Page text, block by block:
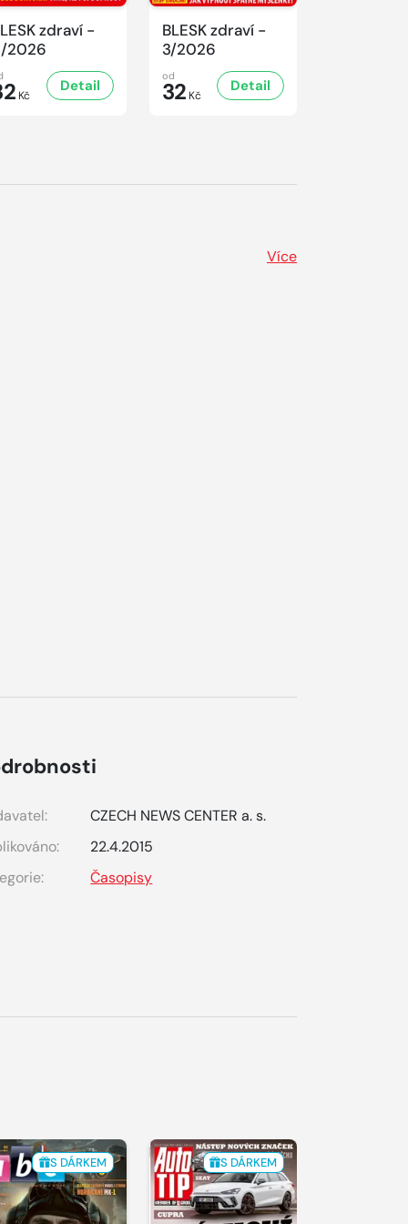
zdraví -
2026
Kč
Detail
BLESK zdraví -
3/2026
od
32 Kč
Detail
Více
CZECH NEWS CENTER a. s.
22.4.2015
Časopisy
S DÁRKEM S DÁRKEM